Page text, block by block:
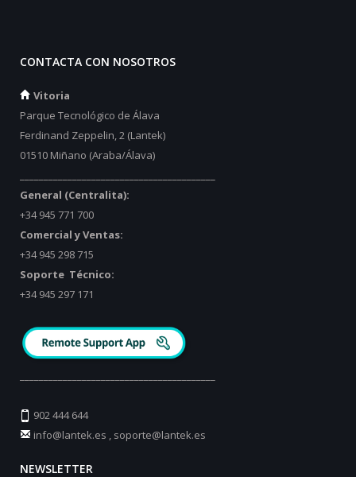
CONTACTA CON NOSOTROS
Vitoria
Parque Tecnológico de Álava
Ferdinand Zeppelin, 2 (Lantek)
01510 Miñano (Araba/Álava)
General (Centralita):
+34 945 771 700
Comercial y Ventas:
+34 945 298 715
Soporte Técnico:
+34 945 297 171
902 444 644
info@lantek.es
soporte@lantek.es
NEWSLETTER